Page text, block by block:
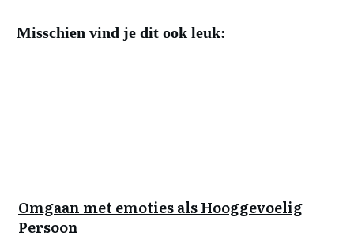
Misschien vind je dit ook leuk:
Omgaan met emoties als Hooggevoelig
Persoon